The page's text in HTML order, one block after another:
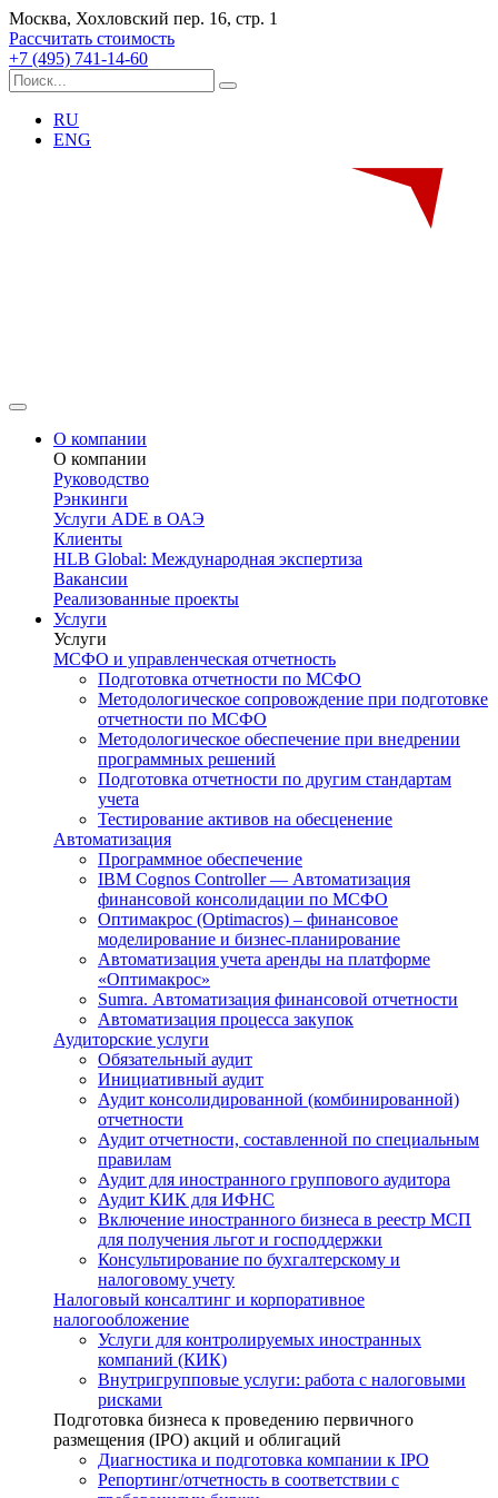
Москва, Хохловский пер. 16, стр. 1
Рассчитать стоимость
+7 (495) 741-14-60
RU
ENG
О компании
О компании
Руководство
Рэнкинги
Услуги ADE в ОАЭ
Клиенты
HLB Global: Международная экспертиза
Вакансии
Реализованные проекты
Услуги
Услуги
МСФО и управленческая отчетность
Подготовка отчетности по МСФО
Методологическое сопровождение при подготовке
отчетности по МСФО
Методологическое обеспечение при внедрении
программных решений
Подготовка отчетности по другим стандартам
учета
Тестирование активов на обесценение
Автоматизация
Программное обеспечение
IBM Cognos Controller — Автоматизация
финансовой консолидации по МСФО
Оптимакрос (Optimacros) – финансовое
моделирование и бизнес-планирование
Автоматизация учета аренды на платформе
«Оптимакрос»
Sumra. Автоматизация финансовой отчетности
Автоматизация процесса закупок
Аудиторские услуги
Обязательный аудит
Инициативный аудит
Аудит консолидированной (комбинированной)
отчетности
Аудит отчетности, составленной по специальным
правилам
Аудит для иностранного группового аудитора
Аудит КИК для ИФНС
Включение иностранного бизнеса в реестр МСП
для получения льгот и господдержки
Консультирование по бухгалтерскому и
налоговому учету
Налоговый консалтинг и корпоративное
налогообложение
Услуги для контролируемых иностранных
компаний (КИК)
Внутригрупповые услуги: работа с налоговыми
рисками
Подготовка бизнеса к проведению первичного
размещения (IPO) акций и облигаций
Диагностика и подготовка компании к IPO
Репортинг/отчетность в соответствии с